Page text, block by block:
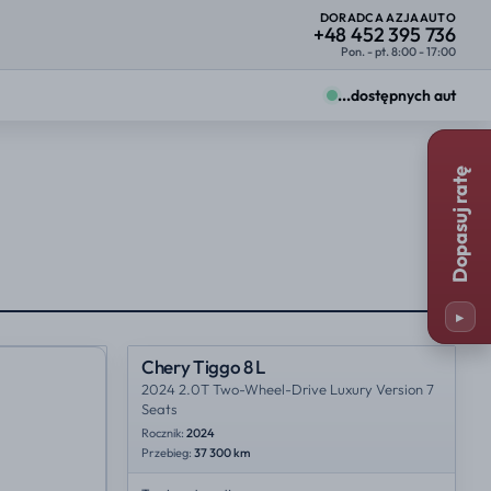
DORADCA AZJAAUTO
+48 452 395 736
Pon. - pt. 8:00 - 17:00
...dostępnych aut
Dopasuj ratę
▸
Chery Tiggo 8 L
2024 2.0T Two-Wheel-Drive Luxury Version 7
Seats
Rocznik: 2024
Przebieg: 37 300 km